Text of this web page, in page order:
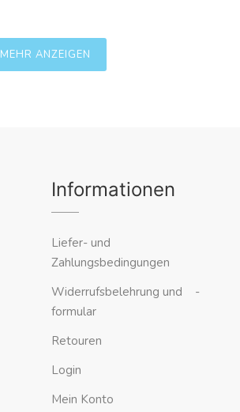
MEHR ANZEIGEN
Informationen
Liefer- und
Zahlungsbedingungen
Widerrufsbelehrung und -
formular
Retouren
Login
Mein Konto